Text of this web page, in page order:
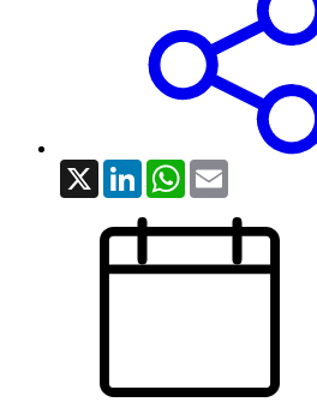
X LinkedInWhatsApp